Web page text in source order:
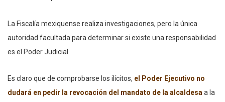
La Fiscalía mexiquense realiza investigaciones, pero la única
autoridad facultada para determinar si existe una responsabilidad
es el Poder Judicial.
Es claro que de comprobarse los ilícitos, el Poder Ejecutivo no
dudará en pedir la revocación del mandato de la alcaldesa a la